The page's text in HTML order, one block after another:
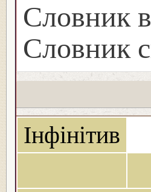
Словник
Словник
Інфінітив